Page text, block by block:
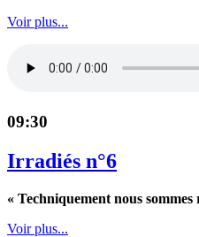
Voir plus...
09:30
Irradiés n°6
« Techniquement nous
Voir plus...